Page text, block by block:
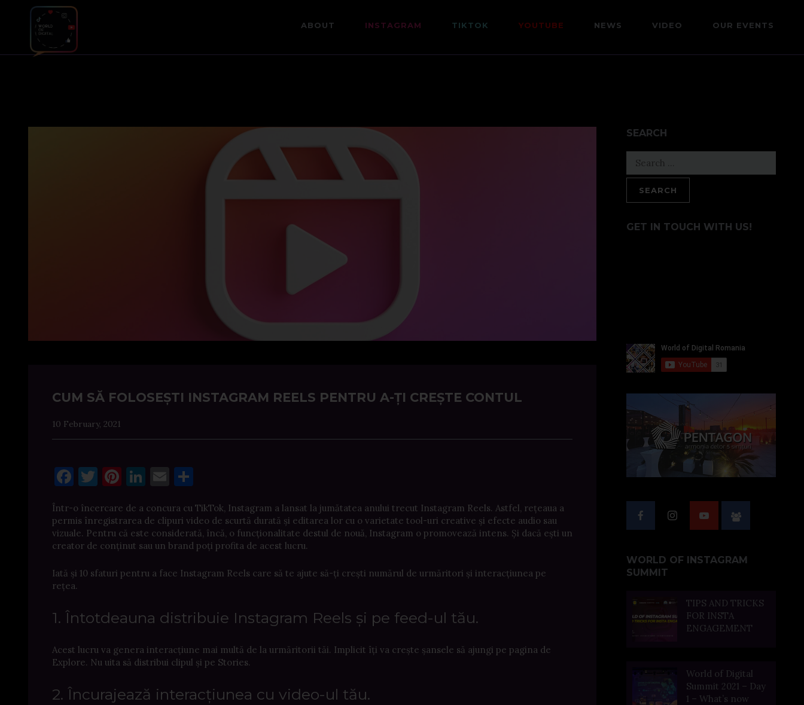
ABOUT INSTAGRAM TIKTOK YOUTUBE NEWS VIDEO OUR EVENTS
CUM SĂ FOLOSEȘTI INSTAGRAM REELS PENTRU A-ȚI CREȘTE CONTUL
10 February, 2021
Facebook
Twitter
Pinterest
LinkedIn
Email
Într-o încercare de a concura cu TikTok, Instagram a lansat la jumătatea anului trecut Instagram Reels. Astfel, rețeaua a
permis înregistrarea de clipuri video de scurtă durată și editarea lor cu o varietate tool-uri creative și efecte audio sau
vizuale. Pentru că este considerată, încă, o funcționalitate destul de nouă, Instagram o promovează intens. Și dacă ești un
creator de conținut sau un brand poți profita de acest lucru.
Iată și 10 sfaturi pentru a face Instagram Reels care să te ajute să-ți crești numărul de urmăritori și interacțiunea pe
rețea.
1. Întotdeauna distribuie Instagram Reels și pe feed-ul tău.
Acest lucru va genera interacțiune mai multă de la urmăritorii tăi. Implicit îți va crește șansele să ajungi pe pagina de
Explore. Nu uita să distribui clipul și pe Stories.
2. Încurajează interacțiunea cu video-ul tău.
SEARCH
Search
for:
GET IN TOUCH WITH US!
WORLD OF INSTAGRAM
SUMMIT
TIPS AND TRICKS
FOR INSTA
ENGAGEMENT
World of Digital
Summit 2021 – Day
1 – What’s now